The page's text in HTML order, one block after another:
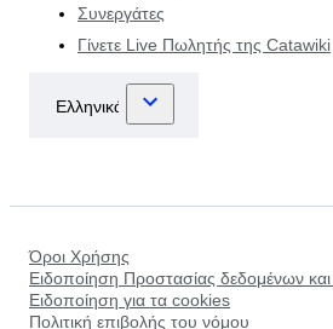
Συνεργάτες
Γίνετε Live Πωλητής της Catawiki
Όροι Χρήσης
Ειδοποίηση Προστασίας δεδομένων
Ειδοποίηση για τα cookies
Πολιτική επιβολής του νόμου